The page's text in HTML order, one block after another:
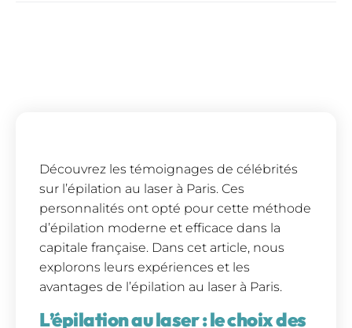
Découvrez les témoignages de célébrités
sur l’épilation au laser à Paris. Ces
personnalités ont opté pour cette méthode
d’épilation moderne et efficace dans la
capitale française. Dans cet article, nous
explorons leurs expériences et les
avantages de l’épilation au laser à Paris.
L’épilation au laser : le choix des